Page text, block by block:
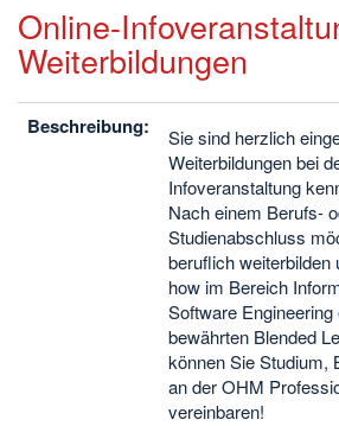
Online-
Weiterbildungen
Beschreibung:
Sie sind herzlich
Weiterbildungen bei
Infoveranstaltung
Nach einem Berufs-
Studienabschluss
beruflich
how im Bereich
Software
bewährten Blended
können Sie Studium,
an der OHM
vereinbaren!